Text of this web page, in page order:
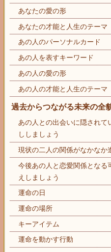
あなたの愛の形
あなたの才能と人生のテーマ
あの人のパーソナルカード
あの人を表すキーワード
あの人の愛の形
あの人の才能と人生のテーマ
過去からつながる未来の全
あの人との出会いに隠されて
ししましょう
現状の二人の関係がなかなか
今後あの人と恋愛関係となる
えしましょう
運命の日
運命の場所
キーアイテム
運命を動かす行動